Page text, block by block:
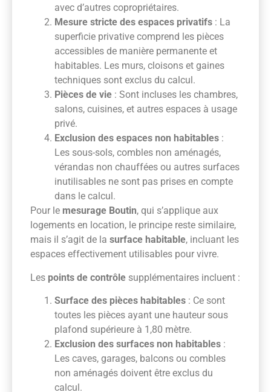
avec d’autres copropriétaires.
Mesure stricte des espaces privatifs : La
superficie privative comprend les pièces
accessibles de manière permanente et
habitables. Les murs, cloisons et gaines
techniques sont exclus du calcul.
Pièces de vie : Sont incluses les chambres,
salons, cuisines, et autres espaces à usage
privé.
Exclusion des espaces non habitables :
Les sous-sols, combles non aménagés,
vérandas non chauffées ou autres surfaces
inutilisables ne sont pas prises en compte
dans le calcul.
Pour le mesurage Boutin, qui s’applique aux
logements en location, le principe reste similaire,
mais il s’agit de la surface habitable, incluant les
espaces effectivement utilisables pour vivre.
Les points de contrôle supplémentaires incluent :
Surface des pièces habitables : Ce sont
toutes les pièces ayant une hauteur sous
plafond supérieure à 1,80 mètre.
Exclusion des surfaces non habitables :
Les caves, garages, balcons ou combles
non aménagés doivent être exclus du
calcul.